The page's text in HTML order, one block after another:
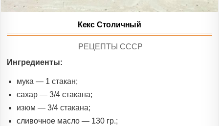
Кекс Столичный
POSTED
РЕЦЕПТЫ СССР
Ингредиенты:
мука — 1 стакан;
сахар — 3/4 стакана;
изюм — 3/4 стакана;
сливочное масло — 130 гр.;